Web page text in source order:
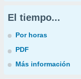
El tiempo...
Por horas
PDF
Más información